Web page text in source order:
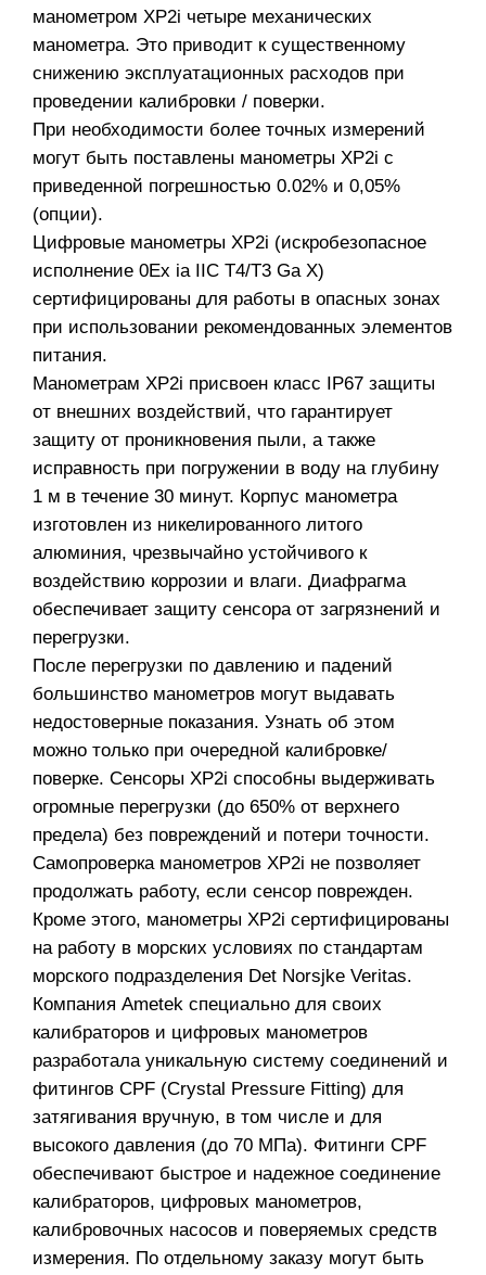
манометром XP2i четыре механических
манометра. Это приводит к существенному
снижению эксплуатационных расходов при
проведении калибровки / поверки.
При необходимости более точных измерений
могут быть поставлены манометры XP2i с
приведенной погрешностью 0.02% и 0,05%
(опции).
Цифровые манометры XP2i (искробезопасное
исполнение 0Ex ia IIC T4/T3 Ga X)
сертифицированы для работы в опасных зонах
при использовании рекомендованных элементов
питания.
Манометрам XP2i присвоен класс IP67 защиты
от внешних воздействий, что гарантирует
защиту от проникновения пыли, а также
исправность при погружении в воду на глубину
1 м в течение 30 минут. Корпус манометра
изготовлен из никелированного литого
алюминия, чрезвычайно устойчивого к
воздействию коррозии и влаги. Диафрагма
обеспечивает защиту сенсора от загрязнений и
перегрузки.
После перегрузки по давлению и падений
большинство манометров могут выдавать
недостоверные показания. Узнать об этом
можно только при очередной калибровке/
поверке. Сенсоры XP2i способны выдерживать
огромные перегрузки (до 650% от верхнего
предела) без повреждений и потери точности.
Самопроверка манометров XP2i не позволяет
продолжать работу, если сенсор поврежден.
Кроме этого, манометры XP2i сертифицированы
на работу в морских условиях по стандартам
морского подразделения Det Norsjke Veritas.
Компания Ametek специально для своих
калибраторов и цифровых манометров
разработала уникальную систему соединений и
фитингов CPF (Crystal Pressure Fitting) для
затягивания вручную, в том числе и для
высокого давления (до 70 МПа). Фитинги CPF
обеспечивают быстрое и надежное соединение
калибраторов, цифровых манометров,
калибровочных насосов и поверяемых средств
измерения. По отдельному заказу могут быть